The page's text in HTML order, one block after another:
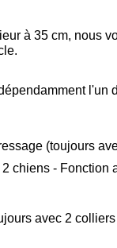
à 35 cm, nous
l'un
(toujours
chiens - Fonction
avec 2